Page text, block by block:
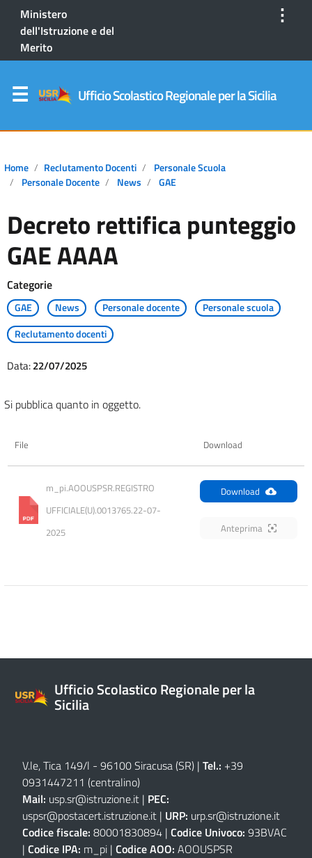
Ministero
dell'Istruzione e del
Merito
⋮
Ufficio Scolastico Regionale per la Sicilia
Home Reclutamento Docenti
Personale Scuola
Personale Docente
News GAE
Decreto rettifica punteggio
GAE AAAA
Categorie
GAE News Personale docente
Personale scuola
Reclutamento docenti
Data:22/07/2025
Si pubblica quanto in oggetto.
File Download
m_pi.AOOUSPSR.REGISTRO
UFFICIALE(U).0013765.22-07-
2025
Download
Anteprima
Ufficio Scolastico Regionale per la
Sicilia
V.le, Tica 149/l - 96100 Siracusa (SR) | Tel.: +39
0931447211 (centralino)
Mail: usp.sr@istruzione.it | PEC:
uspsr@postacert.istruzione.it | URP: urp.sr@istruzione.it
Codice fiscale: 80001830894 | Codice Univoco: 93BVAC
| Codice IPA: m_pi | Codice AOO: AOOUSPSR